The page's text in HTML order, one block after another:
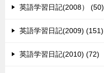
英語学習日記(2008） (50)
英語学習日記(2009) (151)
英語学習日記(2010) (72)